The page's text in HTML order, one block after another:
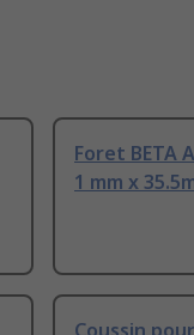
Foret BETA
1 mm x